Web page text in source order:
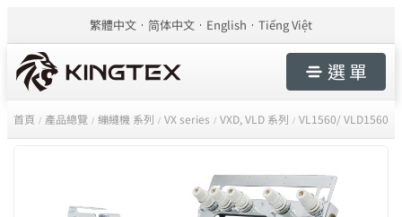
繁體中文 简体中文 English Tiếng Việt
選 單
首頁 / 產品總覽 / 繃縫機 系列 / VX series / VXD, VLD 系列 / VL1560/ VLD1560